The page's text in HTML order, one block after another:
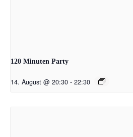
120 Minuten Party
14. August @ 20:30 - 22:30